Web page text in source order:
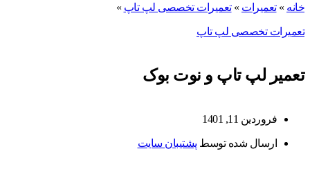
خانه »تعمیرات »تعمیرات تخصصی لپ تاپ »
تعمیرات تخصصی لپ تاپ
تعمیر لپ تاپ و نوت بوک
فروردین 11, 1401
ارسال شده توسط پشتیبان سایت